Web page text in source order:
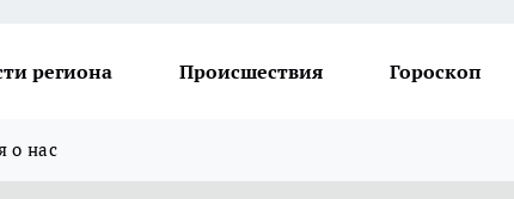
региона Происшествия Гороскоп
о нас